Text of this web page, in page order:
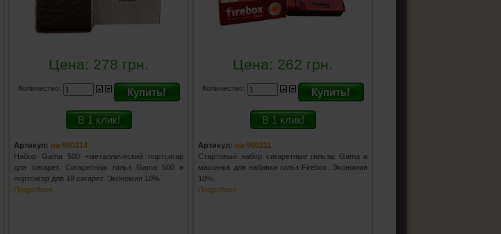
Цена: 278 грн.
Количество: Купить!
В 1 клик!
Артикул: na-980214
Набор Gama 500 +металлический портсигар
для сигарет. Сигаретных гильз Gama 500 и
портсигар для 18 сигарет. Экономия 10%.
Подробнее...
Цена: 262 грн.
Количество: Купить!
В 1 клик!
Артикул: na-980211
Стартовый набор сигаретные гильзы Gama и
машинка для набивки гильз Firebox. Экономия
10%.
Подробнее...